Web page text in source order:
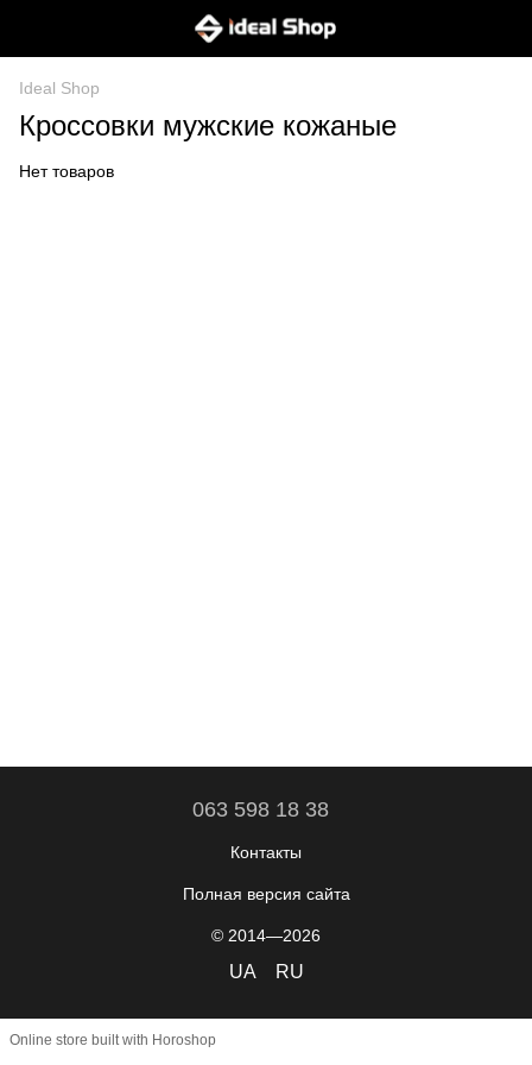
Ideal Shop
Кроссовки мужские кожаные
Нет товаров
063 598 18 38
Контакты
Полная версия сайта
© 2014—2026
UA RU
Online store built with Horoshop